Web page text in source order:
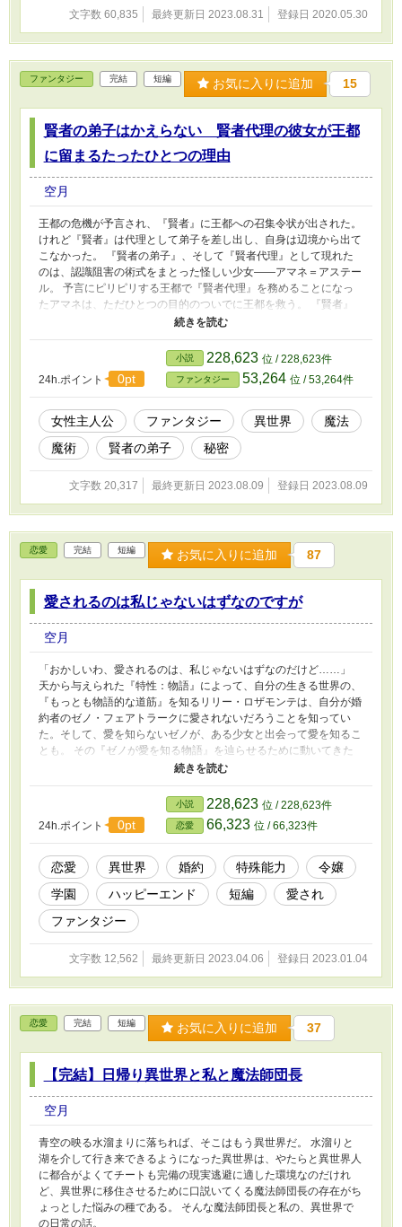
文字数 60,835 最終更新日 2023.08.31 登録日 2020.05.30
ファンタジー 完結 短編 お気に入りに追加 15
賢者の弟子はかえらない 賢者代理の彼女が王都
に留まるたったひとつの理由
空月
王都の危機が予言され、『賢者』に王都への召集令状が出された。
けれど『賢者』は代理として弟子を差し出し、自身は辺境から出て
こなかった。 『賢者の弟子』、そして『賢者代理』として現れた
のは、認識阻害の術式をまとった怪しい少女――アマネ＝アステー
ル。 予言にピリピリする王都で『賢者代理』を務めることになっ
たアマネは、ただひとつの目的のついでに王都を救う。 『賢者』
から彼女を頼まれ、そしてうっかり彼女の秘密を知った『聖騎士』
とのんびり暮らしながら。
24h.ポイント 0pt
小説 228,623 位 / 228,623件
ファンタジー 53,264 位 / 53,264件
女性主人公 ファンタジー 異世界
魔法
魔術
賢者の弟子 秘密
文字数 20,317 最終更新日 2023.08.09 登録日 2023.08.09
恋愛 完結 短編 お気に入りに追加 87
愛されるのは私じゃないはずなのですが
空月
「おかしいわ、愛されるのは、私じゃないはずなのだけど……」
天から与えられた『特性：物語』によって、自分の生きる世界の、
『もっとも物語的な道筋』を知るリリー・ロザモンテは、自分が婚
約者のゼノ・フェアトラークに愛されないだろうことを知ってい
た。そして、愛を知らないゼノが、ある少女と出会って愛を知るこ
とも。 その『ゼノが愛を知る物語』を辿らせるために動いてきた
リリーだったが、ある日ゼノから告げられる。「君を愛している」
と。
24h.ポイント 0pt
小説 228,623 位 / 228,623件
恋愛 66,323 位 / 66,323件
恋愛 異世界 婚約 特殊能力
令嬢
学園
ハッピーエンド 短編
愛され
ファンタジー
文字数 12,562 最終更新日 2023.04.06 登録日 2023.01.04
恋愛 完結 短編 お気に入りに追加 37
【完結】日帰り異世界と私と魔法師団長
空月
青空の映る水溜まりに落ちれば、そこはもう異世界だ。 水溜りと
湖を介して行き来できるようになった異世界は、やたらと異世界人
に都合がよくてチートも完備の現実逃避に適した環境なのだけれ
ど、異世界に移住させるために口説いてくる魔法師団長の存在がち
ょっとした悩みの種である。 そんな魔法師団長と私の、異世界で
の日常の話。